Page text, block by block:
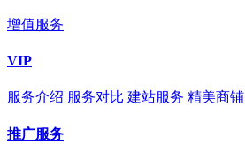
增值服务
VIP
服务介绍 服务对比 建站服务 精美商铺
推广服务